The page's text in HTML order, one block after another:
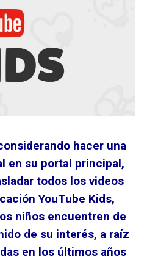
hacer una
en su portal principal,
todos los videos
YouTube Kids,
niños encuentren de
de su interés, a raíz
en los últimos años